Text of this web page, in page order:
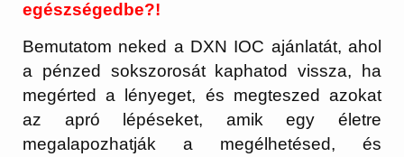
egészségedbe?!
Bemutatom neked a DXN IOC ajánlatát, ahol
a pénzed sokszorosát kaphatod vissza, ha
megérted a lényeget, és megteszed azokat
az apró lépéseket, amik egy életre
megalapozhatják a megélhetésed, és